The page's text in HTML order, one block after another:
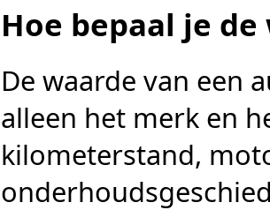
Hoe bepaal je
De waarde van een
alleen het merk en
kilometerstand,